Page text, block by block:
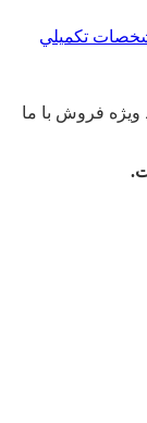
تكميلي
فروش با ما